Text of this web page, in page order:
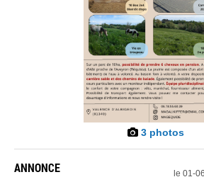
3 photos
ANNONCE
le 01-